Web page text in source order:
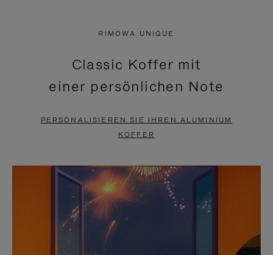
PAUSIERT,
BITTE
DRÜCKEN
ANZUHALTEN
KLICKEN
SIE
ZUM
AUFHEBEN
STUMMSCHALTUNG
RIMOWA UNIQUE
Classic Koffer mit
einer persönlichen Note
PERSONALISIEREN SIE IHREN ALUMINIUM
KOFFER